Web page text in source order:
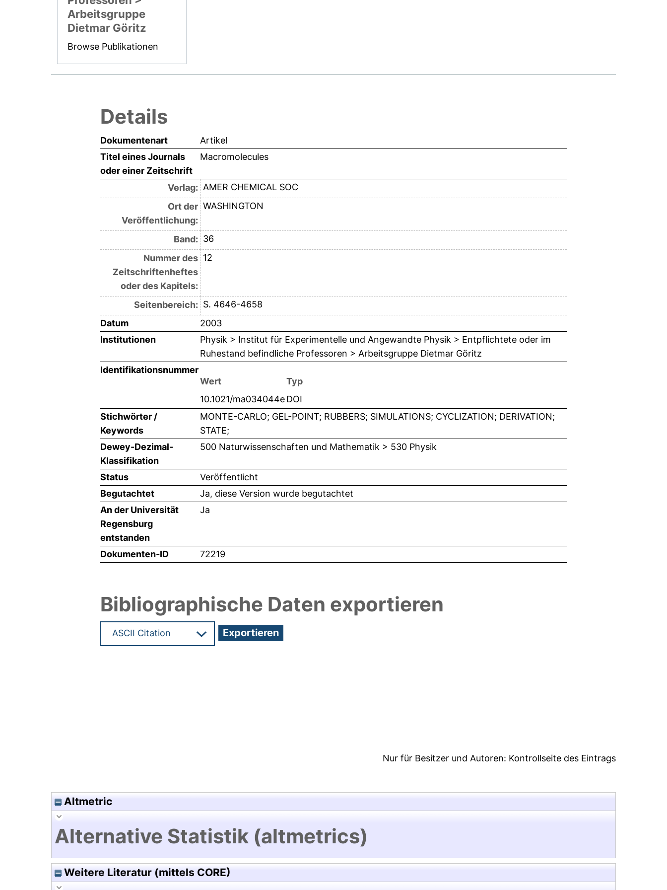
Arbeitsgruppe
Dietmar Göritz
Browse Publikationen
Details
Dokumentenart
Artikel
Titel eines Journals
oder einer Zeitschrift
Macromolecules
Verlag: AMER CHEMICAL SOC
Ort der
Veröffentlichung:
WASHINGTON
Band: 36
Nummer des
Zeitschriftenheftes
oder des Kapitels:
12
Seitenbereich: S. 4646-4658
Datum
2003
Institutionen
Physik > Institut für Experimentelle und Angewandte Physik > Entpflichtete oder im
Ruhestand befindliche Professoren > Arbeitsgruppe Dietmar Göritz
Identifikationsnummer
Wert
Typ
10.1021/ma034044eDOI
Stichwörter /
Keywords
MONTE-CARLO; GEL-POINT; RUBBERS; SIMULATIONS; CYCLIZATION; DERIVATION;
STATE;
Dewey-Dezimal-
Klassifikation
500 Naturwissenschaften und Mathematik > 530 Physik
Status
Veröffentlicht
Begutachtet
Ja, diese Version wurde begutachtet
An der Universität
Regensburg
entstanden
Ja
Dokumenten-ID 72219
Bibliographische Daten exportieren
Nur für Besitzer und Autoren: Kontrollseite des Eintrags
Altmetric
Alternative Statistik (altmetrics)
Weitere Literatur (mittels CORE)